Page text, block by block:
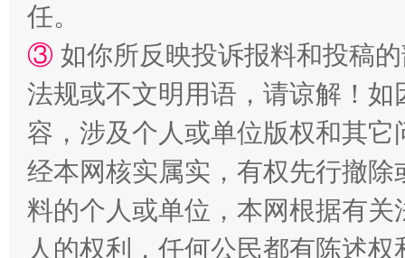
“蜀中异人”王建安的艺术幻境
任。
③ 如你所反映投诉报料和投稿
法规或不文明用语，请谅解！
容，涉及个人或单位版权和其它
经本网核实属实，有权先行撤
料的个人或单位，本网根据有
人的权利，任何公民都有陈述